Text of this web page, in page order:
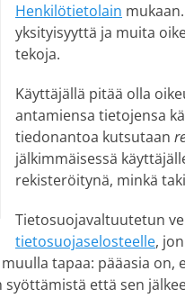
Henkilötietolain
yksityisyyttä ja muita
tekoja.
Käyttäjällä pitää olla
antamiensa tietojensa
tiedonantoa kutsutaan
jälkimmäisessä
rekisteröitynä, minkä
Tietosuojavaltuutetun
tietosuojaselosteelle,
tapaa: pääasia
että sen